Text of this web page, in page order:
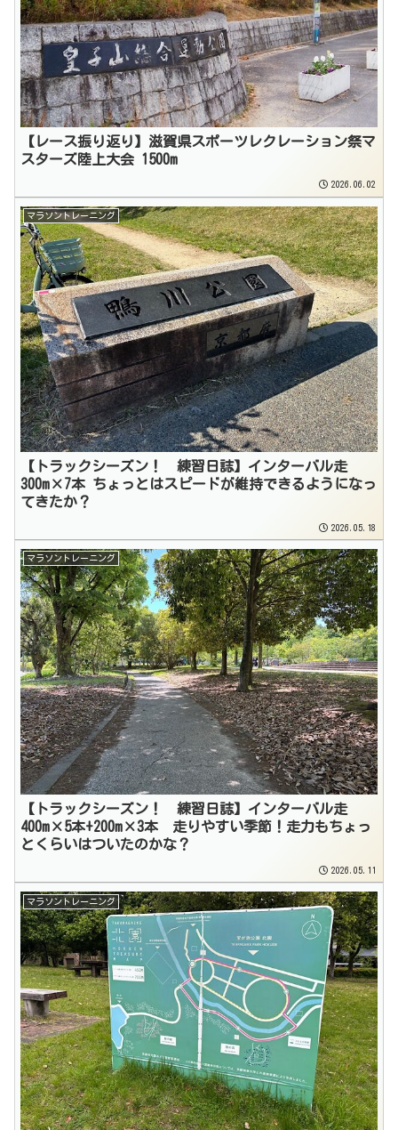
【レース振り返り】滋賀県スポーツレクレーション祭マ
スターズ陸上大会 1500m
2026.06.02
マラソントレーニング
【トラックシーズン！ 練習日誌】インターバル走
300m×7本 ちょっとはスピードが維持できるようになっ
てきたか？
2026.05.18
マラソントレーニング
【トラックシーズン！ 練習日誌】インターバル走
400m×5本+200m×3本 走りやすい季節！走力もちょっ
とくらいはついたのかな？
2026.05.11
マラソントレーニング